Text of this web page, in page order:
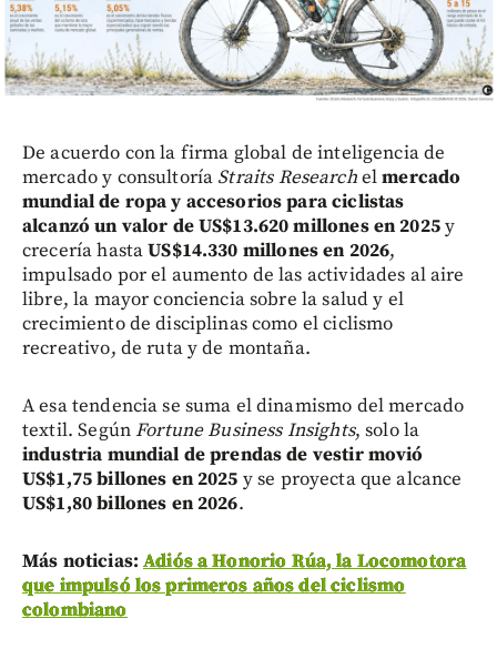
De acuerdo con la firma global de inteligencia de
mercado y consultoría Straits Researchelmercado
mundial de ropa y accesorios para ciclistas
alcanzó un valor de US$13.620 millones en 2025y
crecería hastaUS$14.330 millones en 2026,
impulsado por el aumento de las actividades al aire
libre, la mayor conciencia sobre la salud y el
crecimiento de disciplinas como el ciclismo
recreativo, de ruta y de montaña.
A esa tendencia se suma el dinamismo del mercado
textil. SegúnFortune Business Insights, solo la
industria mundial de prendas de vestir movió
US$1,75 billones en 2025 y se proyecta que alcance
US$1,80 billones en 2026.
Más noticias:Adiós a Honorio Rúa, la Locomotora
que impulsó los primeros años del ciclismo
colombiano